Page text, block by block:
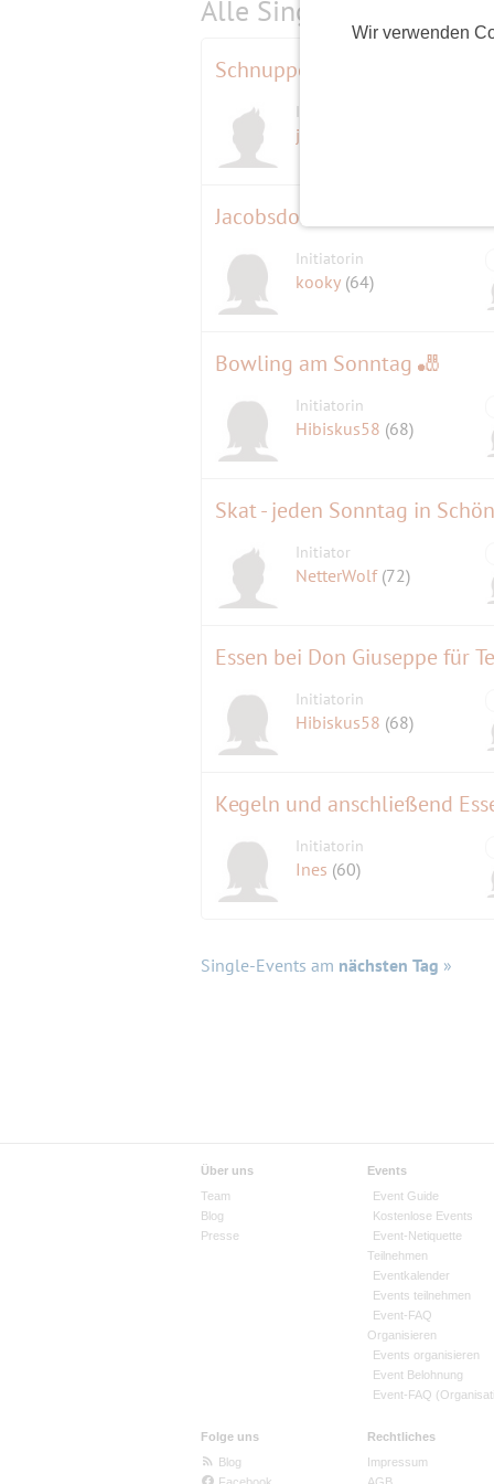
Wir verwenden
Alle Single-Events am
Schnupper-Rudern - Tag der
Initiator
jackdaniels
Jacobsdorf
Initiatorin
kooky (64)
Bowling am Sonntag 🎳
Initiatorin
Hibiskus58 (68)
Skat - jeden Sonntag in
Initiator
NetterWolf (72)
Essen bei Don Giuseppe für
Initiatorin
Hibiskus58 (68)
Kegeln und anschließend
Initiatorin
Ines (60)
Single-Events am nächsten Tag »
Über uns
Team
Blog
Presse
Events
Event Guide
Kostenlose Events
Event-Netiquette
Teilnehmen
Eventkalender
Events teilnehmen
Event-FAQ
Organisieren
Events organisieren
Event Belohnung
Event-FAQ
Folge uns
Blog
Rechtliches
Impressum